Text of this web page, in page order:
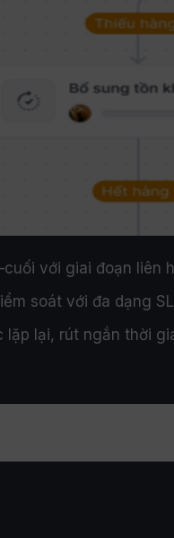
với giai đoạn liên
soát với đa dạng
lặp lại, rút ngắn thời